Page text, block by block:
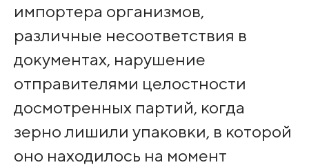
импортера организмов,
различные несоответствия в
документах, нарушение
отправителями целостности
досмотренных партий, когда
зерно лишили упаковки, в которой
оно находилось на момент